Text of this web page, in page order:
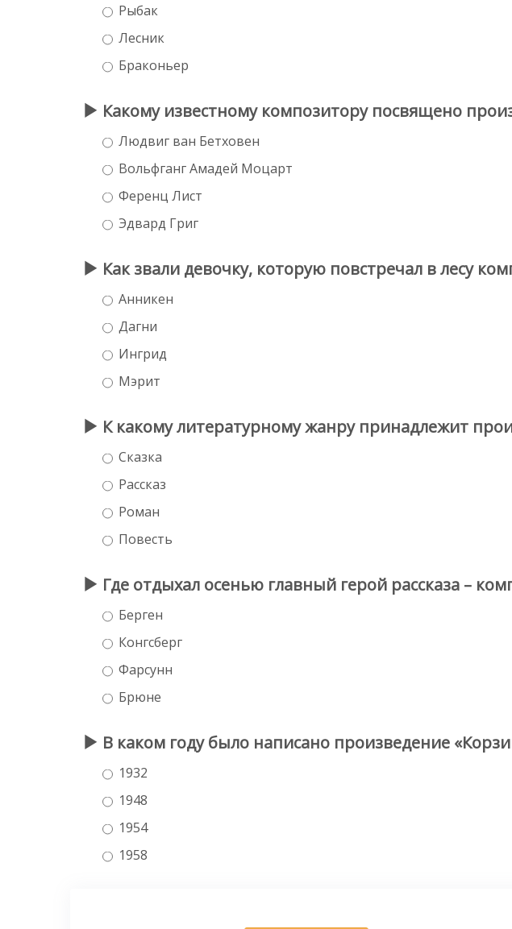
Рыбак
Лесник
Браконьер
Какому известному композитору посвящено
Людвиг ван Бетховен
Вольфганг Амадей Моцарт
Ференц Лист
Эдвард Григ
Как звали девочку, которую повстречал в лесу
Анникен
Дагни
Ингрид
Мэрит
К какому литературному жанру принадлежит
Сказка
Рассказ
Роман
Повесть
Где отдыхал осенью главный герой рассказа –
Берген
Конгсберг
Фарсунн
Брюне
В каком году было написано произведение
1932
1948
1954
1958